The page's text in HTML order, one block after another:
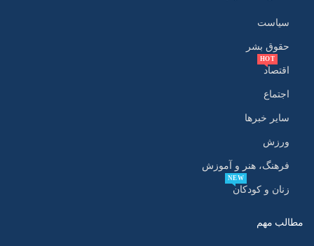
سیاست
حقوق بشر
اقتصاد
HOT
اجتماع
سایر خبرها
ورزش
فرهنگ، هنر و آموزش
زنان و کودکان
NEW
مطالب مهم